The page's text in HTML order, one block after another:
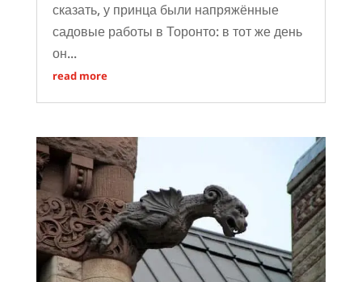
сказать, у принца были напряжённые
садовые работы в Торонто: в тот же день
он...
read more